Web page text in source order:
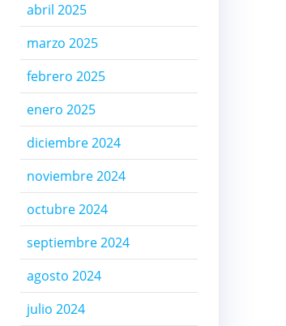
abril 2025
marzo 2025
febrero 2025
enero 2025
diciembre 2024
noviembre 2024
octubre 2024
septiembre 2024
agosto 2024
julio 2024